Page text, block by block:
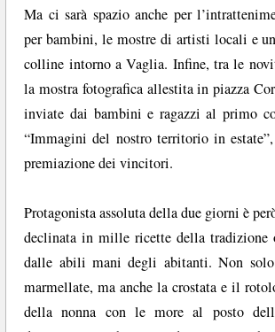
Ma ci sarà spazio anche per
per bambini, le mostre di artisti locali e
colline intorno a Vaglia. Infine, tra le
la mostra fotografica allestita in piazza
inviate dai bambini e ragazzi al primo
“Immagini del nostro territorio in
premiazione dei vincitori.
Protagonista assoluta della due giorni è
declinata in mille ricette della tradizione
dalle abili mani degli abitanti. Non
marmellate, ma anche la crostata e il
della nonna con le more al posto